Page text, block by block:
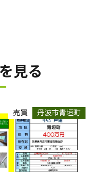
見る
売買 丹波市青垣町